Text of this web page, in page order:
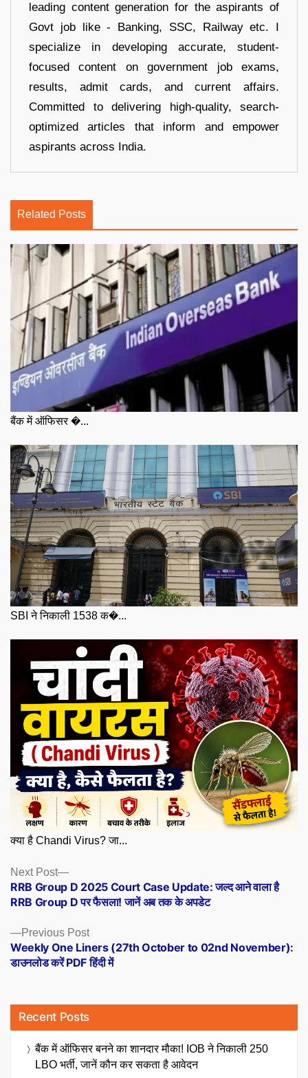
leading content generation for the aspirants of
Govt job like - Banking, SSC, Railway etc. I
specialize in developing accurate, student-
focused content on government job exams,
results, admit cards, and current affairs.
Committed to delivering high-quality, search-
optimized articles that inform and empower
aspirants across India.
Related Posts
बैंक में ऑफिसर �...
SBI ने निकाली 1538 क�...
क्या है Chandi Virus? जा...
Posts
navigation
Previous PostPrevious
post:
Weekly One Liners (27th October to 02nd November):
डाउनलोड करें PDF हिंदी में
Next Post
Next
post:
RRB Group D 2025 Court Case Update: जल्द आने वाला है
RRB Group D पर फैसला! जानें अब तक के अपडेट
Recent Posts
बैंक में ऑफिसर बनने का शानदार मौका! IOB ने निकाली 250
LBO भर्ती, जानें कौन कर सकता है आवेदन